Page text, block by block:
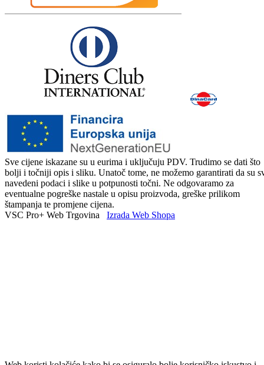
Sve cijene iskazane su u eurima i uključuju PDV. Trudimo se dati što
bolji i točniji opis i sliku. Unatoč tome, ne možemo garantirati da su
navedeni podaci i slike u potpunosti točni. Ne odgovaramo za
eventualne pogreške nastale u opisu proizvoda, greške prilikom
štampanja te promjene cijena.
VSC Pro+ Web Trgovina Izrada Web Shopa